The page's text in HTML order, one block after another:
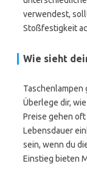
verwendest,
Stoßfestigkeit
Wie sieht
Taschenlampen
Überlege dir,
Preise gehen
Lebensdauer
sein, wenn du
Einstieg bieten